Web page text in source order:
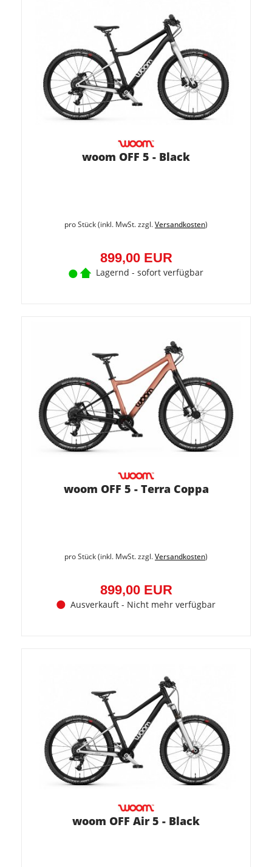
woom OFF 5 - Black
pro Stück (inkl. MwSt. zzgl.Versandkosten)
899,00 EUR
Lagernd - sofort verfügbar
woom OFF 5 - Terra Coppa
pro Stück (inkl. MwSt. zzgl.Versandkosten)
899,00 EUR
Ausverkauft - Nicht mehr verfügbar
woom OFF Air 5 - Black